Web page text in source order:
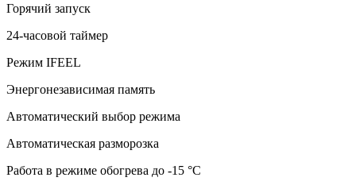
Горячий запуск
24-часовой таймер
Режим IFEEL
Энергонезависимая память
Автоматический выбор режима
Автоматическая разморозка
Работа в режиме обогрева до -15 °С